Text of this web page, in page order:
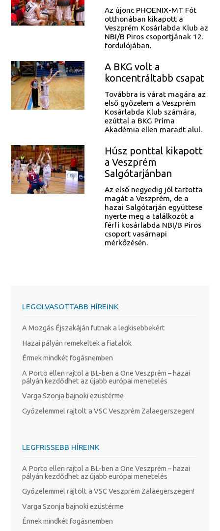
Az újonc PHOENIX-MT Fót
otthonában kikapott a
Veszprém Kosárlabda Klub az
NBI/B Piros csoportjának 12.
fordulójában.
A BKG volt a
koncentráltabb csapat
Továbbra is várat magára az
első győzelem a Veszprém
Kosárlabda Klub számára,
ezúttal a BKG Príma
Akadémia ellen maradt alul.
Húsz ponttal kikapott
a Veszprém
Salgótarjánban
Az első negyedig jól tartotta
magát a Veszprém, de a
hazai Salgótarján együttese
nyerte meg a találkozót a
férfi kosárlabda NBI/B Piros
csoport vasárnapi
mérkőzésén.
LEGOLVASOTTABB HÍREINK
A Mozgás Éjszakáján futnak a legkisebbekért
Hazai pályán remekeltek a fiatalok
Érmek mindkét fogásnemben
A Porto ellen rajtol a BL-ben a One Veszprém – hazai
pályán kezdődhet az újabb európai menetelés
Varga Szonja bajnoki ezüstérme
Győzelemmel rajtolt a VSC Veszprém Zalaegerszegen!
LEGFRISSEBB HÍREINK
A Porto ellen rajtol a BL-ben a One Veszprém – hazai
pályán kezdődhet az újabb európai menetelés
Győzelemmel rajtolt a VSC Veszprém Zalaegerszegen!
Varga Szonja bajnoki ezüstérme
Érmek mindkét fogásnemben